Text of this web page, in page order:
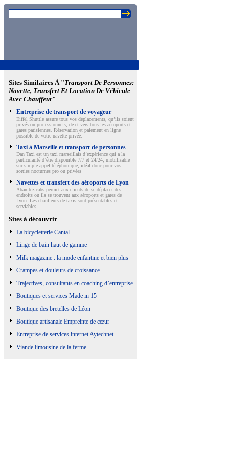
Sites Similaires À "Transport De Personnes:
Navette, Transfert Et Location De Véhicule
Avec Chauffeur"
Entreprise de transport de voyageur
Eiffel Shuttle assure tous vos déplacements, qu’ils soient
privés ou professionnels, de et vers tous les aéroports et
gares parisiennes. Réservation et paiement en ligne
possible de votre navette privée.
Taxi à Marseille et transport de personnes
Dan Taxi est un taxi marseillais d’expérience qui a la
particularité d’être disponible 7/7 et 24/24; mobilisable
sur simple appel téléphonique, idéal donc pour vos
sorties nocturnes pro ou privées
Navettes et transfert des aéroports de Lyon
Abanitez cabs permet aux clients de se déplacer des
endroits où ils se trouvent aux aéroports et gares de
Lyon. Les chauffeurs de taxis sont présentables et
serviables.
Sites à découvrir
La bicycletterie Cantal
Linge de bain haut de gamme
Milk magazine : la mode enfantine et bien plus
Crampes et douleurs de croissance
Trajectives, consultants en coaching d’entreprise
Boutiques et services Made in 15
Boutique des bretelles de Léon
Boutique artisanale Empreinte de cœur
Entreprise de services internet Aytechnet
Viande limousine de la ferme